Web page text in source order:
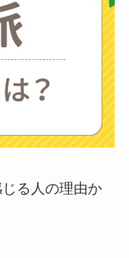
？買った人
を聞いてみた
ーナーはい
代用は布団乾
る人の理由か